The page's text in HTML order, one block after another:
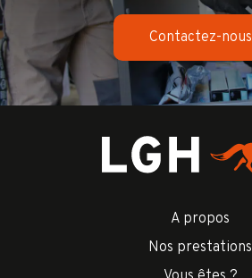
Contactez-nous
A propos
Nos prestations